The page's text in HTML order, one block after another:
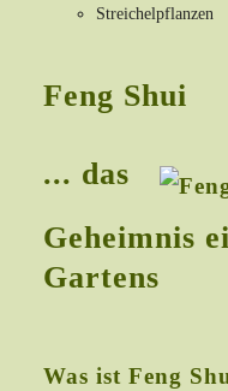
Streichelpflanzen
Feng Shui
... das
Geheimnis
Gartens
Was ist Feng